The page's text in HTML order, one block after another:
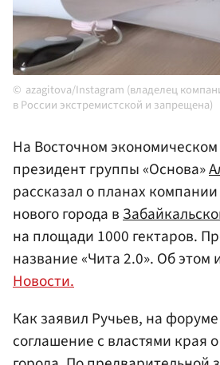
azagitova/Instagram (владелец
в России экстремистской и запрещена)
На Восточном
президент группы «Основа»
рассказал о планах
нового города в
на площади 1000 гектаров.
название «Чита 2.0». Об
Новости.
Как заявил Ручьев, на
соглашение с властями края